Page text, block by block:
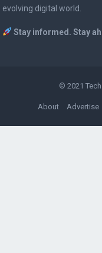
evolving digital world.
Stay informed. Stay
© 2021
About Advertise